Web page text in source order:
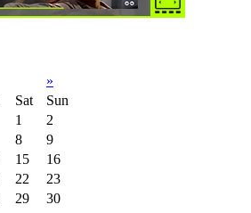
»
Sat
Sun
1
2
8
9
15
16
22
23
29
30